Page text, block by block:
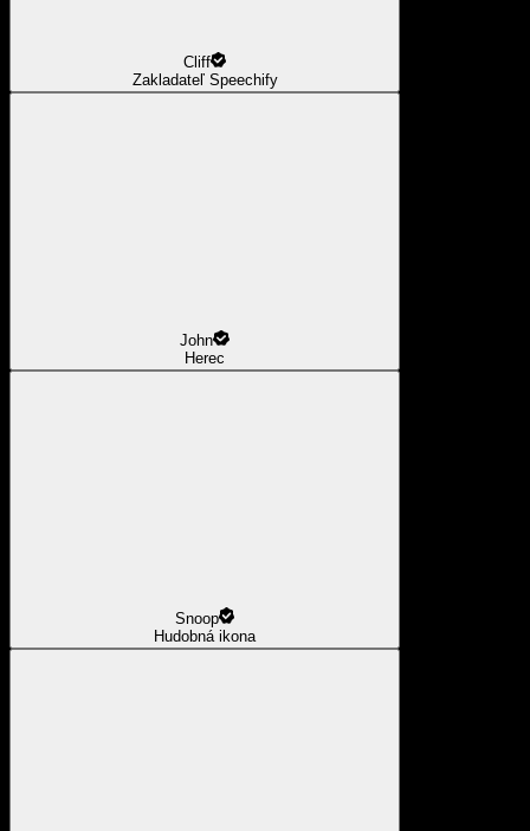
Cliff
Zakladateľ Speechify
John
Herec
Snoop
Hudobná ikona